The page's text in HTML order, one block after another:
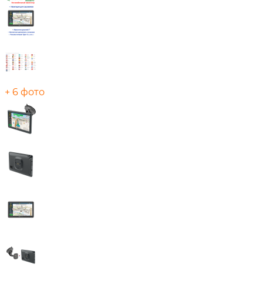
+ 6 фото